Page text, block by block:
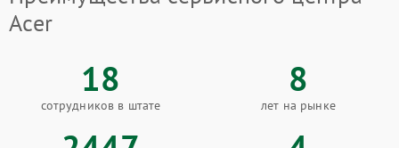
Acer
18
сотрудников в штате
8
лет на рынке